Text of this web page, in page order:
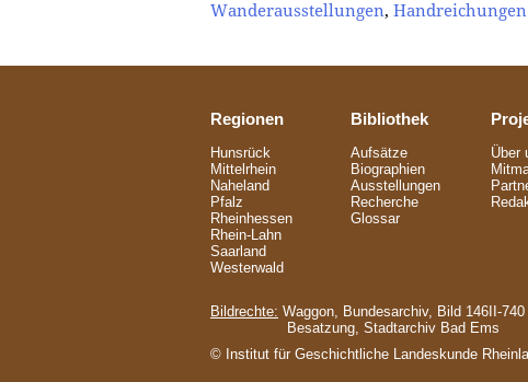
Wanderausstellungen, Handreichungen
Regionen
Hunsrück
Mittelrhein
Naheland
Pfalz
Rheinhessen
Rhein-Lahn
Saarland
Westerwald
Bibliothek
Aufsätze
Biographien
Ausstellungen
Recherche
Glossar
Über
Bildrechte: Waggon, Bundesarchiv, Bild 146II-
Besatzung, Stadtarchiv Bad Ems
© Institut für Geschichtliche Landeskunde